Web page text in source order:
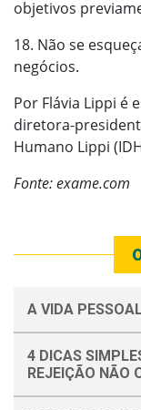
objetivos
18. Não se
negócios.
Por Flávia Lippi é
diretora-
Humano Lippi
Fonte: exame.com
A VIDA
4 DICAS
REJEIÇÃO NÃO